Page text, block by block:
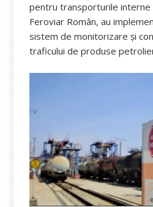
pentru transporturile interne
Feroviar Român, au
sistem de monitorizare și
traficului de produse